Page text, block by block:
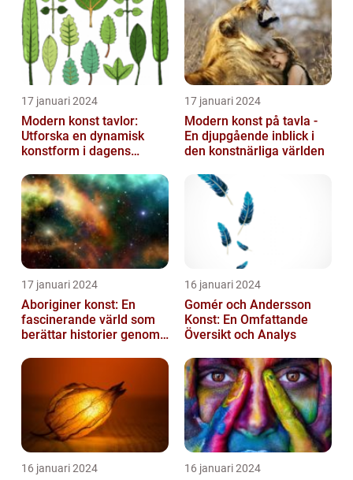
17 januari 2024
Modern konst tavlor:
Utforska en dynamisk
konstform i dagens
17 januari 2024
Modern konst på tavla -
En djupgående inblick i
den konstnärliga världen
17 januari 2024
Aboriginer konst: En
fascinerande värld som
berättar historier genom
16 januari 2024
Gomér och Andersson
Konst: En Omfattande
Översikt och Analys
16 januari 2024 16 januari 2024